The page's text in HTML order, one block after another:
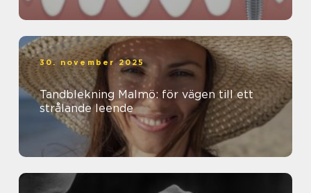
30. november 2025
Tandblekning Malmö: för vägen till ett
strålande leende